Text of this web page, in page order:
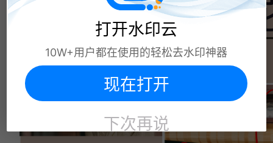
合
数
人
打开水印云
10W+用户都在使用的轻松去水印神器
现在打开
下次再说